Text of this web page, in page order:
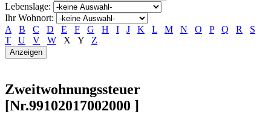
Lebenslage:
Ihr Wohnort:
A
B C D E F G H I J K L M N O P Q R
S
T
U V W X Y Z
Zweitwohnungssteuer
[Nr.99102017002000 ]